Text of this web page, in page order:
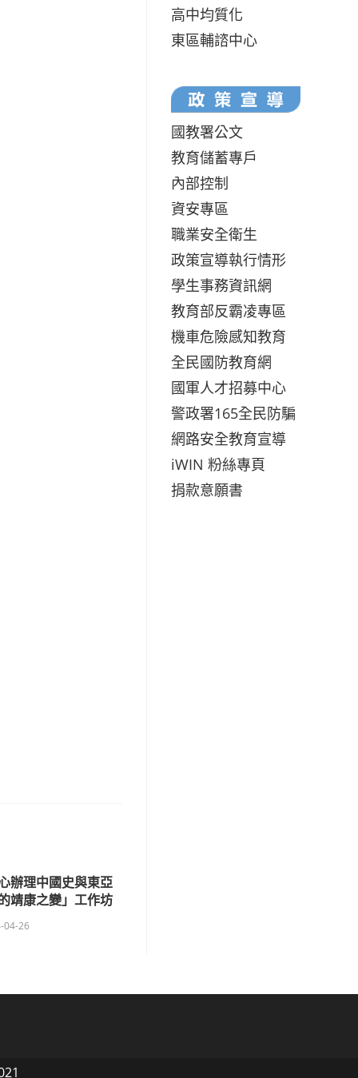
辦理中國史與東亞
靖康之變」工作坊
04-26
高中均質化
東區輔諮中心
國教署公文
教育儲蓄專戶
內部控制
資安專區
職業安全衛生
政策宣導執行情形
學生事務資訊網
教育部反霸凌專區
機車危險感知教育
全民國防教育網
國軍人才招募中心
警政署165全民防騙
網路安全教育宣導
iWIN 粉絲專頁
捐款意願書